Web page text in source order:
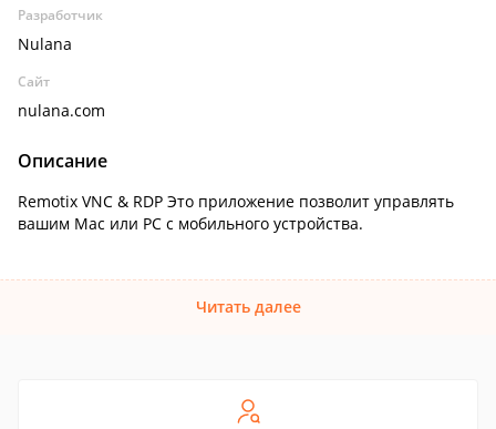
Разработчик
Nulana
Сайт
nulana.com
Описание
Remotix VNC & RDP Это приложение позволит управлять
вашим Mac или PC с мобильного устройства.
Читать далее